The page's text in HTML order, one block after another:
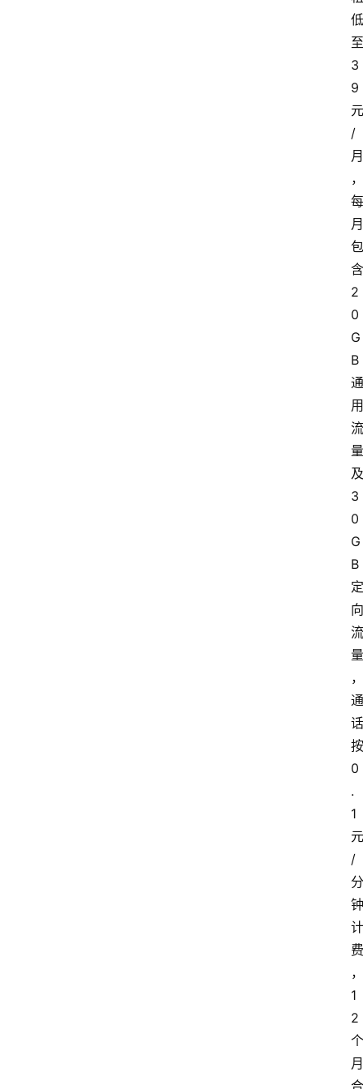
低
至
3
9
元
/
月
，
每
月
包
含
2
0
G
B
通
用
流
量
及
3
0
G
B
定
向
流
量
，
通
话
按
0
.
1
元
/
分
钟
计
费
，
1
2
个
月
合